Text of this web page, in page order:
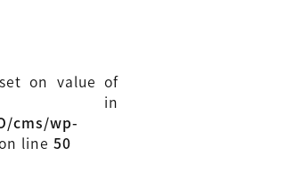
on value of
in
cms/wp-
line50